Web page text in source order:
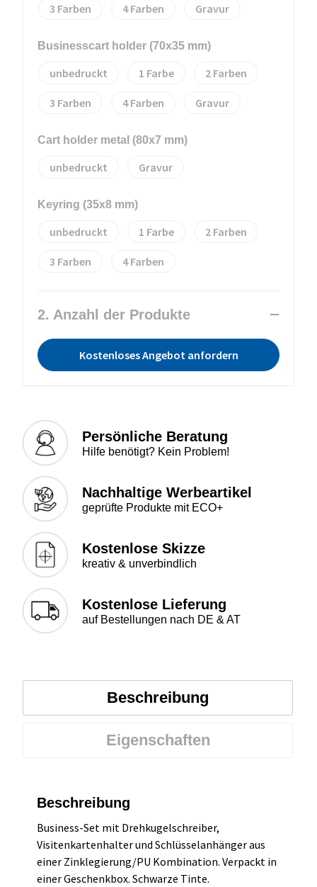
3 4 Gravur
Businesscart holder (70x35 mm)
unbedruckt 1 2
3 4 Gravur
Cart holder metal (80x7 mm)
unbedruckt Gravur
Keyring (35x8 mm)
unbedruckt 1 2
3 4
2. Anzahl der Produkte
Kostenloses Angebot anfordern
Persönliche Beratung
Hilfe benötigt? Kein Problem!
Nachhaltige Werbeartikel
geprüfte Produkte mit ECO+
Kostenlose Skizze
kreativ & unverbindlich
Kostenlose Lieferung
auf Bestellungen nach DE & AT
Beschreibung
Eigenschaften
Beschreibung
Business-Set mit Drehkugelschreiber,
Visitenkartenhalter und Schlüsselanhänger aus
einer Zinklegierung/PU Kombination. Verpackt in
einer Geschenkbox. Schwarze Tinte.